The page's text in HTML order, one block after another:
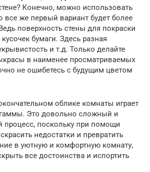
Конечно, можно использовать
все же первый вариант будет более
поверхность стены для покраски
бумаги. Здесь разная
и т.д. Только делайте
в наименее просматриваемых
не ошибетесь с будущим цветом
облике комнаты играет
Это довольно сложный и
процесс, поскольку при помощи
недостатки и превратить
в уютную и комфортную комнату,
все достоинства и испортить